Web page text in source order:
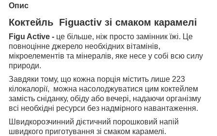
Опис
Коктейль Figuactiv зі смаком карамелі
Figu Active - це більше, ніж просто замінник їжі. Це
повноцінне джерело необхідних вітамінів,
мікроелементів та мінералів, яке несе у собі всю силу
природи.
Завдяки тому, що кожна порція містить лише 223
кілокалорії, можна насолоджуватися цим коктейлем
замість сніданку, обіду або вечері, надаючи організму
всі необхідні ресурси без надмірного навантаження.
Швидкорозчинний дієтичний порошковий напій
швидкого приготування зі смаком карамелі.